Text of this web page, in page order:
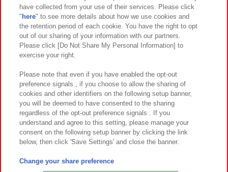
関連会社 サステナビリティ サイトポリシー
プライバシーポリシー ウェブアクセシビリティ方針と検証結果
お取引先さまとともに
カスタマーハラスメント対応方針 よくあるご質問・お問い合わせ
©Bandai Namco Amusement Inc.
©Bandai Namco Amusement Lab Inc.
have collected from your use of their services. Please click
" here" to see more details about how we use cookies and
the retention period of each cookie. You have the right to opt
out of our sharing of your information with our partners.
Please click [Do Not Share My Personal Information] to
exercise your right.
Please note that even if you have enabled the opt-out
preference signals , if you choose to allow the sharing of
cookies and other identifiers on the following setup banner,
you will be deemed to have consented to the sharing
regardless of the opt-out preference signals . If you
understand and agree to this setting, please manage your
consent on the following setup banner by clicking the link
below, then click 'Save Settings' and close the banner.
Change your share preference